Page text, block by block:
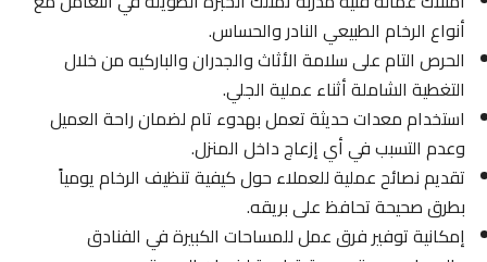
أنواع الرخام الطبيعي النادر والحساس.
الحرص التام على سلامة الأثاث والجدران والباركيه من خلال
التغطية الشاملة أثناء عملية الجلي.
استخدام معدات حديثة تعمل بهدوء تام لضمان راحة العميل
وعدم التسبب في أي إزعاج داخل المنزل.
تقديم نصائح عملية للعملاء حول كيفية تنظيف الرخام يومياً
بطرق صحيحة تحافظ على بريقه.
إمكانية توفير فرق عمل للمساحات الكبيرة في الفنادق